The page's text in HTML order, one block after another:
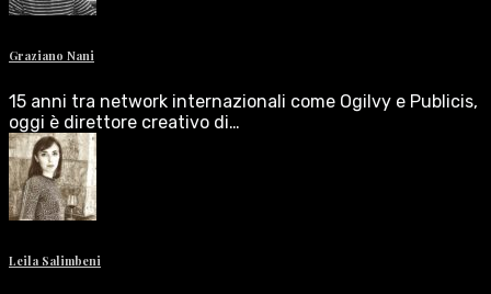
Graziano Nani
15 anni tra network internazionali come Ogilvy e Publicis,
oggi è direttore creativo di…
Leila Salimbeni